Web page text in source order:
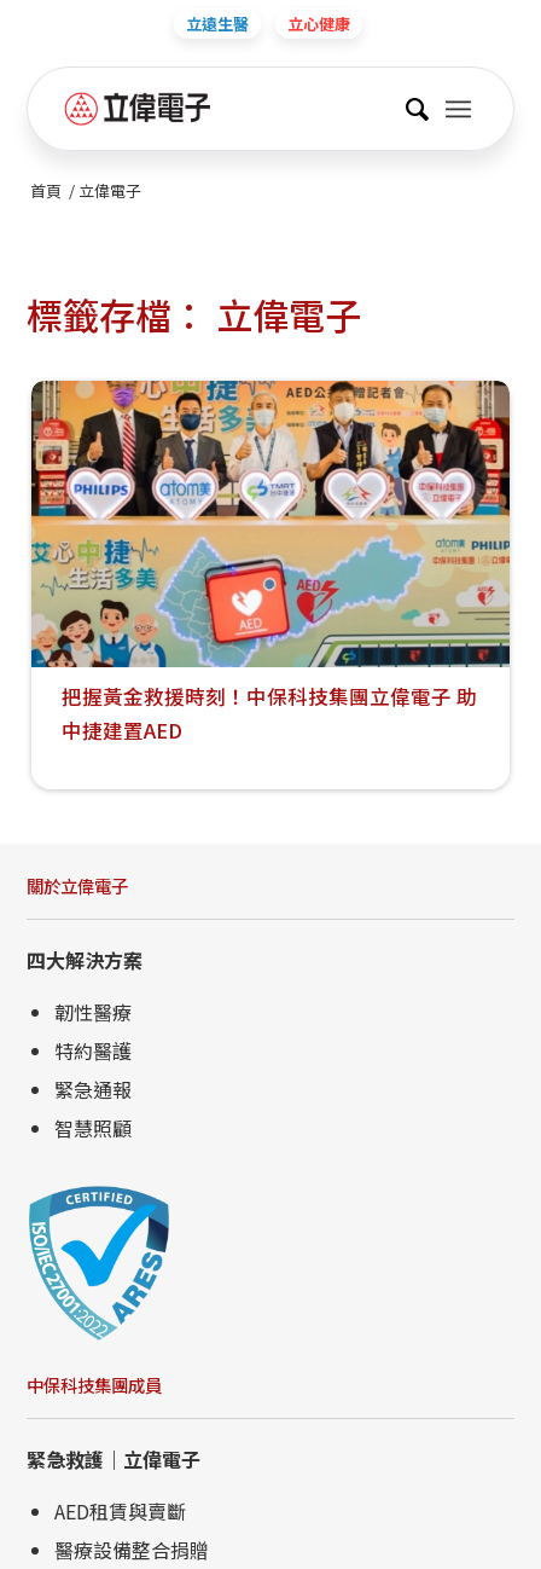
立遠生醫 立心健康
首頁 / 立偉電子
標籤存檔： 立偉電子
把握黃金救援時刻！中保科技集團立偉電子 助
中捷建置AED
關於立偉電子
四大解決方案
韌性醫療
特約醫護
緊急通報
智慧照顧
中保科技集團成員
緊急救護｜立偉電子
AED租賃與賣斷
醫療設備整合捐贈